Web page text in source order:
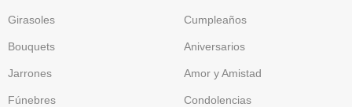
Girasoles
Bouquets
Jarrones
Fúnebres
Cumpleaños
Aniversarios
Amor y Amistad
Condolencias